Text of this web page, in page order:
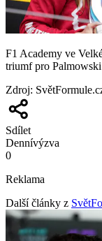
F1 Academy ve
triumf pro Palmowski
Zdroj:
Sdílet
Dennívýzva
0
Reklama
Další články z